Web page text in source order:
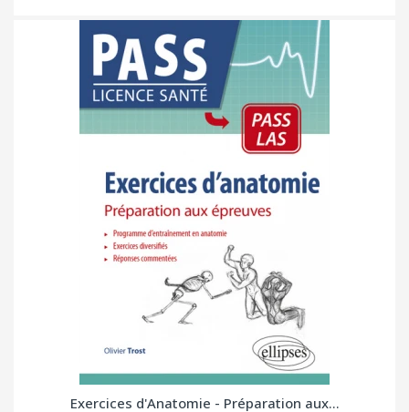
Exercices d'Anatomie - Préparation aux...